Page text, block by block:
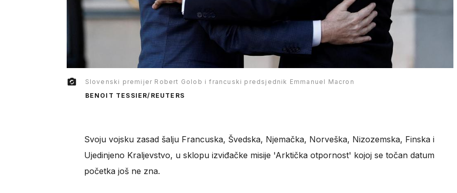
Slovenski premijer Robert Golob i francuski predsjednik Emmanuel Macron
BENOIT TESSIER/REUTERS
Svoju vojsku zasad šalju Francuska, Švedska, Njemačka, Norveška, Nizozemska, Finska i
Ujedinjeno Kraljevstvo, u sklopu izviđačke misije 'Arktička otpornost' kojoj se točan datum
početka još ne zna.